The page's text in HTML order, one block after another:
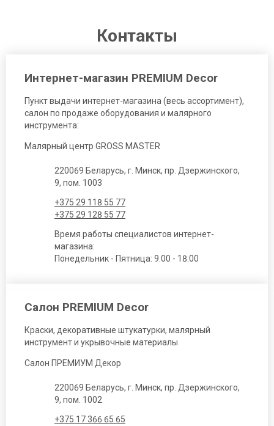
Контакты
Интернет-магазин PREMIUM Decor
Пункт выдачи интернет-магазина (весь ассортимент),
салон по продаже оборудования и малярного
инструмента:
Малярный центр GROSS MASTER
220069 Беларусь, г. Минск, пр. Дзержинского,
9, пом. 1003
+375 29 118 55 77
+375 29 128 55 77
Время работы специалистов интернет-
магазина:
Понедельник - Пятница: 9.00 - 18:00
Салон PREMIUM Decor
Краски, декоративные штукатурки, малярный
инструмент и укрывочные материалы
Салон ПРЕМИУМ Декор
220069 Беларусь, г. Минск, пр. Дзержинского,
9, пом. 1002
+375 17 366 65 65